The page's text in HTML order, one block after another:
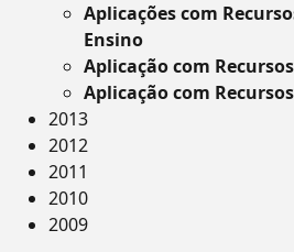
Aplicações com
Ensino
Aplicação com
Aplicação com
2013
2012
2011
2010
2009